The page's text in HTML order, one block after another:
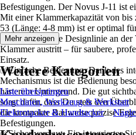
Befestigungen. Der Novus J-11 ist
Mit einer Klammerkapazität von
53 (Länge: 4-8 mm) ist er optimal
Die gut sichtbare Designlinie an
Klammer austritt – für saubere,
Einsatz.
✅Einfache Bedienung: Dank des
Mechanismus ist die Bedienung
härterem Untergrund. Die gut
sorgt dafür, dass Du stets den
die kompakte Bauweise präzise
Befestigungen.
Mehr anzeigen
Weitere Kategorien
Liste überspringen
Maschinen, Werkzeug & Werkstatt
Elektrotacker & Handtacker